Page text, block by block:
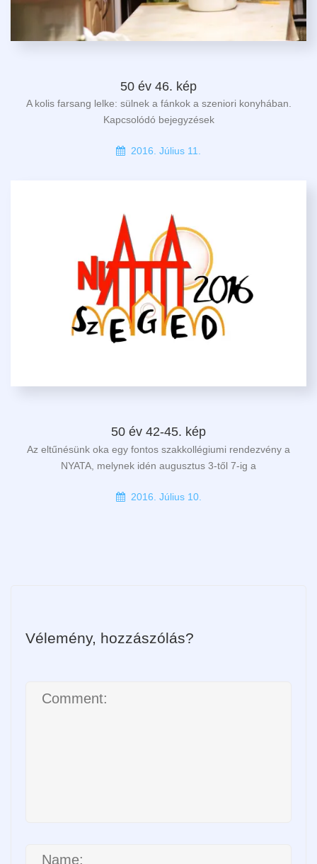
50 év 46. kép
A kolis farsang lelke: sülnek a fánkok a szeniori konyhában.
Kapcsolódó bejegyzések
2016. Július 11.
50 év 42-45. kép
Az eltűnésünk oka egy fontos szakkollégiumi rendezvény a
NYATA, melynek idén augusztus 3-től 7-ig a
2016. Július 10.
Vélemény, hozzászólás?